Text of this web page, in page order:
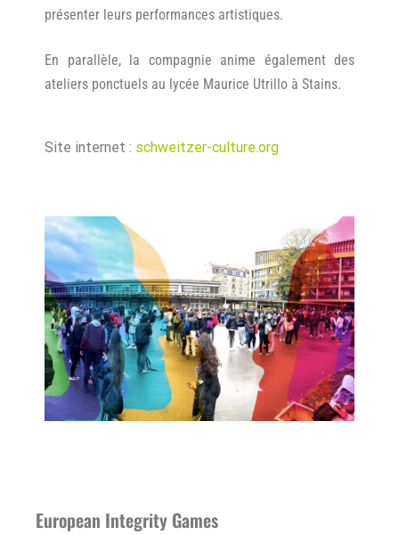
présenter leurs performances artistiques.
En parallèle, la compagnie anime également des
ateliers ponctuels au lycée Maurice Utrillo à Stains.
Site internet : schweitzer-culture.org
European Integrity Games